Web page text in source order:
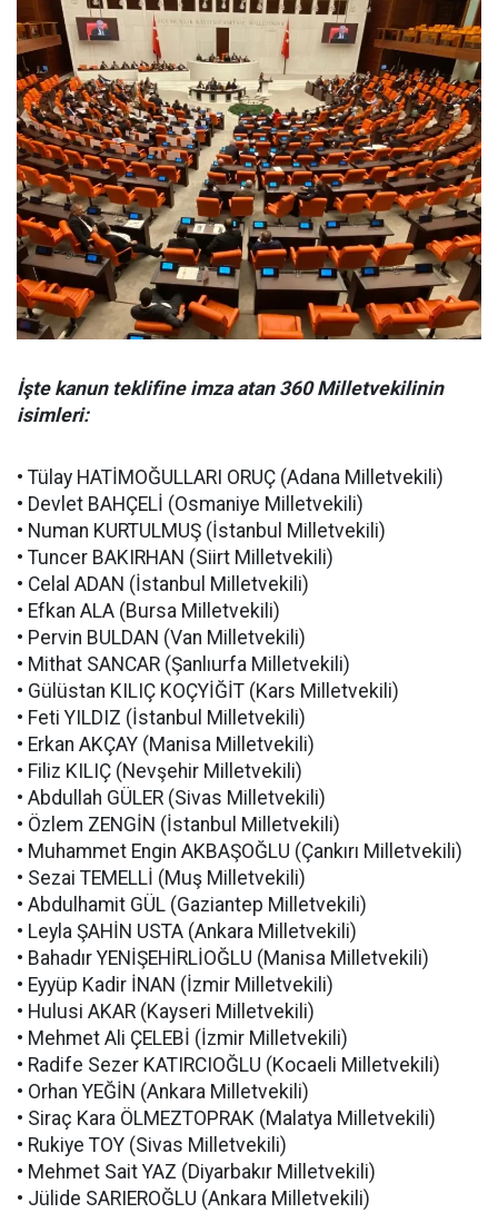
İşte kanun teklifine imza atan 360 Milletvekilinin
isimleri:
• Tülay HATİMOĞULLARI ORUÇ (Adana Milletvekili)
• Devlet BAHÇELİ (Osmaniye Milletvekili)
• Numan KURTULMUŞ (İstanbul Milletvekili)
• Tuncer BAKIRHAN (Siirt Milletvekili)
• Celal ADAN (İstanbul Milletvekili)
• Efkan ALA (Bursa Milletvekili)
• Pervin BULDAN (Van Milletvekili)
• Mithat SANCAR (Şanlıurfa Milletvekili)
• Gülüstan KILIÇ KOÇYİĞİT (Kars Milletvekili)
• Feti YILDIZ (İstanbul Milletvekili)
• Erkan AKÇAY (Manisa Milletvekili)
• Filiz KILIÇ (Nevşehir Milletvekili)
• Abdullah GÜLER (Sivas Milletvekili)
• Özlem ZENGİN (İstanbul Milletvekili)
• Muhammet Engin AKBAŞOĞLU (Çankırı Milletvekili)
• Sezai TEMELLİ (Muş Milletvekili)
• Abdulhamit GÜL (Gaziantep Milletvekili)
• Leyla ŞAHİN USTA (Ankara Milletvekili)
• Bahadır YENİŞEHİRLİOĞLU (Manisa Milletvekili)
• Eyyüp Kadir İNAN (İzmir Milletvekili)
• Hulusi AKAR (Kayseri Milletvekili)
• Mehmet Ali ÇELEBİ (İzmir Milletvekili)
• Radife Sezer KATIRCIOĞLU (Kocaeli Milletvekili)
• Orhan YEĞİN (Ankara Milletvekili)
• Siraç Kara ÖLMEZTOPRAK (Malatya Milletvekili)
• Rukiye TOY (Sivas Milletvekili)
• Mehmet Sait YAZ (Diyarbakır Milletvekili)
• Jülide SARIEROĞLU (Ankara Milletvekili)